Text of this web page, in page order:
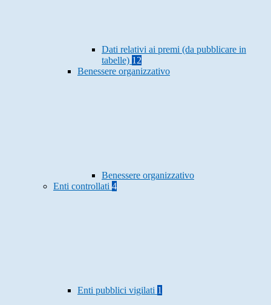
Dati relativi ai premi (da pubblicare in
tabelle) 12
Benessere organizzativo
Benessere organizzativo
Enti controllati 4
Enti pubblici vigilati 1